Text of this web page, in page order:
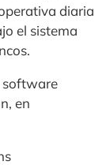
diaria
el sistema
software
en